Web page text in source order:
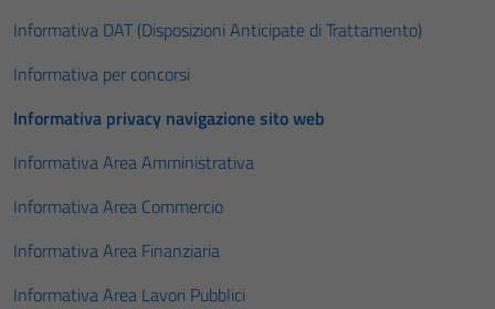
Informativa DAT (Disposizioni Anticipate di Trattamento)
Informativa per concorsi
Informativa privacy navigazione sito web
Informativa Area Amministrativa
Informativa Area Commercio
Informativa Area Finanziaria
Informativa Area Lavori Pubblici